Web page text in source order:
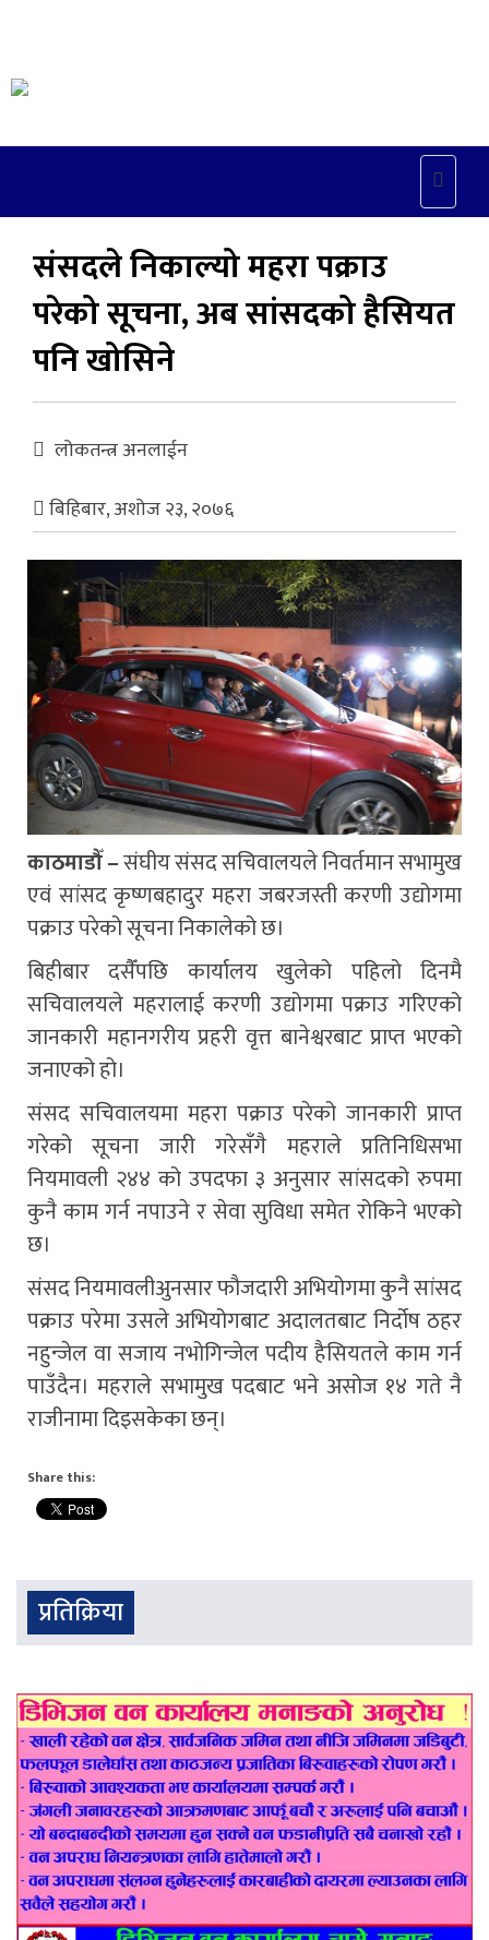
Toggle
संसदले निकाल्यो महरा पक्राउ
परेको सूचना, अब सांसदको हैसियत
पनि खोसिने
लोकतन्त्र अनलाईन
बिहिबार, अशोज २३, २०७६
काठमाडौँ –संघीय संसद सचिवालयले निवर्तमान सभामुख
एवं सांसद कृष्णबहादुर महरा जबरजस्ती करणी उद्योगमा
पक्राउ परेको सूचना निकालेको छ।
बिहीबार दसैँपछि कार्यालय खुलेको पहिलो दिनमै
सचिवालयले महरालाई करणी उद्योगमा पक्राउ गरिएको
जानकारी महानगरीय प्रहरी वृत्त बानेश्वरबाट प्राप्त भएको
जनाएको हो।
संसद सचिवालयमा महरा पक्राउ परेको जानकारी प्राप्त
गरेको सूचना जारी गरेसँगै महराले प्रतिनिधिसभा
नियमावली २४४ को उपदफा ३ अनुसार सांसदको रुपमा
कुनै काम गर्न नपाउने र सेवा सुविधा समेत रोकिने भएको
छ।
संसद नियमावलीअुनसार फौजदारी अभियोगमा कुनै सांसद
पक्राउ परेमा उसले अभियोगबाट अदालतबाट निर्दोष ठहर
नहुन्जेल वा सजाय नभोगिन्जेल पदीय हैसियतले काम गर्न
पाउँदैन। महराले सभामुख पदबाट भने असोज १४ गते नै
राजीनामा दिइसकेका छन्।
Share this:
प्रतिक्रिया